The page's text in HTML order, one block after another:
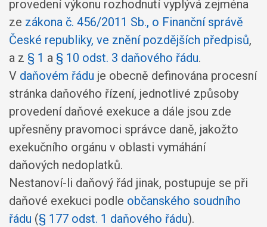
provedení výkonu rozhodnutí vyplývá zejména
ze zákona č. 456/2011 Sb., o Finanční správě
České republiky, ve znění pozdějších předpisů,
a z § 1 a § 10 odst. 3 daňového řádu.
V daňovém řádu je obecně definována procesní
stránka daňového řízení, jednotlivé způsoby
provedení daňové exekuce a dále jsou zde
upřesněny pravomoci správce daně, jakožto
exekučního orgánu v oblasti vymáhání
daňových nedoplatků.
Nestanoví-li daňový řád jinak, postupuje se při
daňové exekuci podle občanského soudního
řádu (§ 177 odst. 1 daňového řádu).